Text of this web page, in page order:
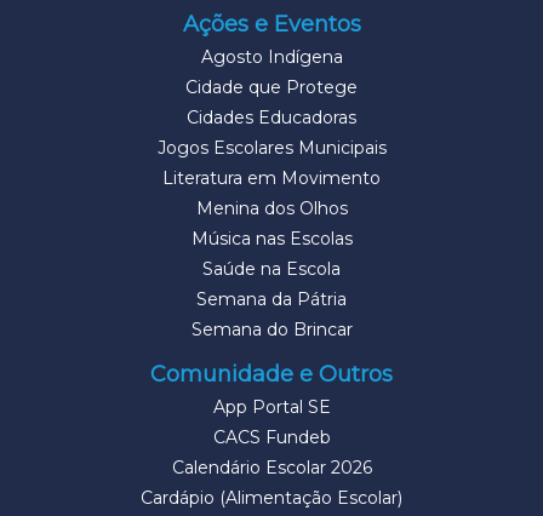
Ações e Eventos
Agosto Indígena
Cidade que Protege
Cidades Educadoras
Jogos Escolares Municipais
Literatura em Movimento
Menina dos Olhos
Música nas Escolas
Saúde na Escola
Semana da Pátria
Semana do Brincar
Comunidade e Outros
App Portal SE
CACS Fundeb
Calendário Escolar 2026
Cardápio (Alimentação Escolar)